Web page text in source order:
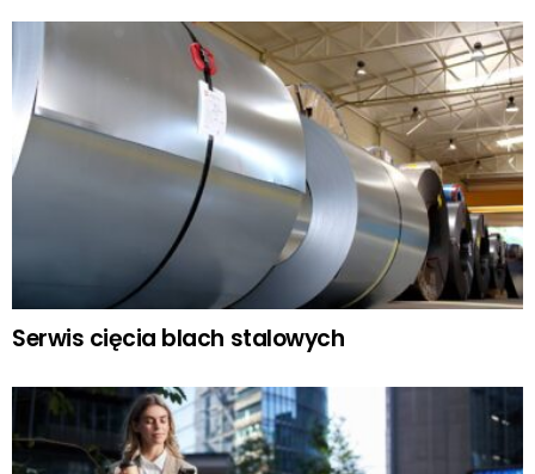
Serwis cięcia blach stalowych